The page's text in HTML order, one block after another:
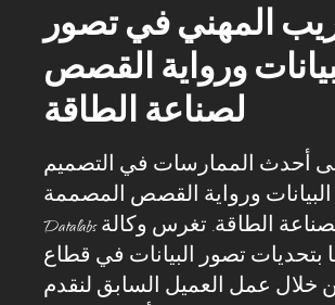
المهني في تصور
ورواية القصص
لصناعة الطاقة
أحدث الممارسات في التصميم
ورواية القصص المصممة
خصيصا لصناعة الطاقة. تغرس وكالة Datalabs
بتحديات تصور البيانات في قطاع
خلال عمل العميل السابق لنقدم